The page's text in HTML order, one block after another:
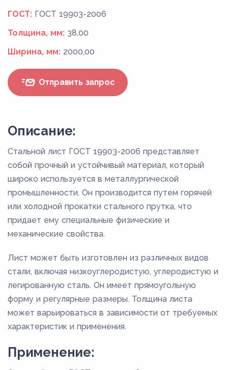
ГОСТ: ГОСТ 19903-2006
Толщина, мм: 38,00
Ширина, мм: 2000,00
Отправить запрос
Описание:
Стальной лист ГОСТ 19903-2006 представляет
собой прочный и устойчивый материал, который
широко используется в металлургической
промышленности. Он производится путем горячей
или холодной прокатки стального прутка, что
придает ему специальные физические и
механические свойства.
Лист может быть изготовлен из различных видов
стали, включая низкоуглеродистую, углеродистую и
легированную сталь. Он имеет прямоугольную
форму и регулярные размеры. Толщина листа
может варьироваться в зависимости от требуемых
характеристик и применения.
Применение: